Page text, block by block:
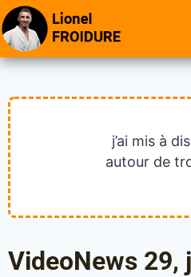
j’ai mis à
autour de
VideoNews 29,